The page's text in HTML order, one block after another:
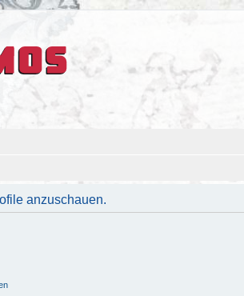
anzuschauen.